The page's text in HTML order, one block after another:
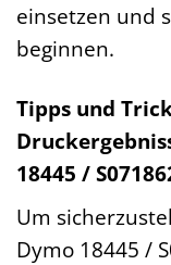
einsetzen und
beginnen.
Tipps und
18445 /
Um
Dymo 18445 /